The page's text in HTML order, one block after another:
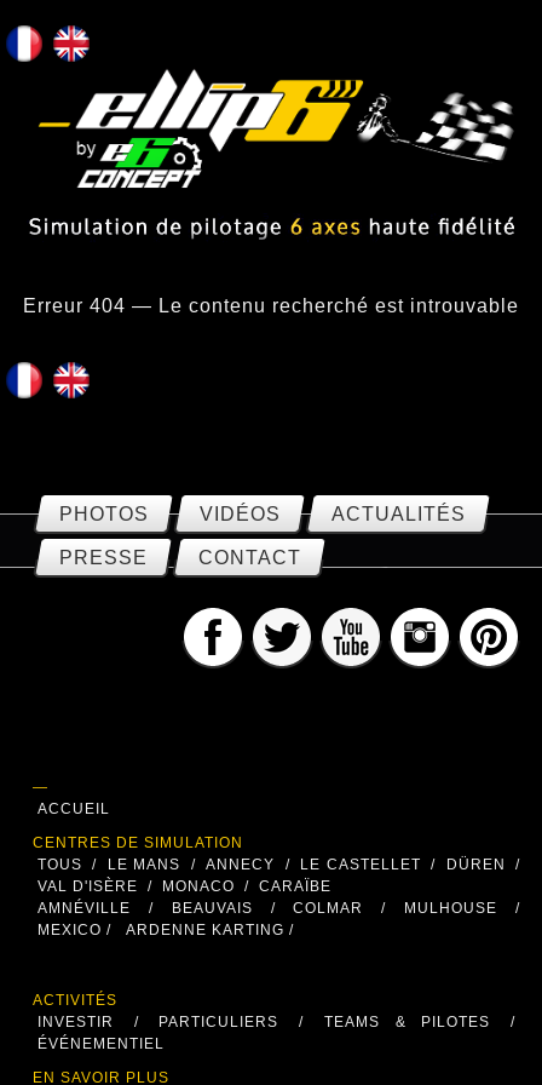
Erreur 404 — Le contenu recherché est introuvable
PHOTOS VIDÉOS ACTUALITÉS
PRESSE CONTACT
—
ACCUEIL
CENTRES DE SIMULATION
TOUS
/ LE MANS / ANNECY / LE CASTELLET / DÜREN
/
VAL D'ISÈRE
/ MONACO / CARAÏBE
AMNÉVILLE
/ BEAUVAIS / COLMAR / MULHOUSE
/
MEXICO /
ARDENNE KARTING /
ACTIVITÉS
INVESTIR
/ PARTICULIERS / TEAMS & PILOTES
/
ÉVÉNEMENTIEL
EN SAVOIR PLUS